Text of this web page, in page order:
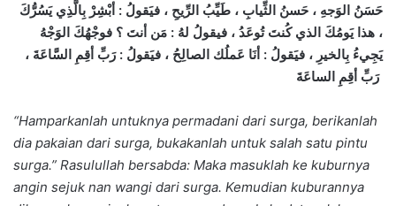
حَسَنُ الوَجهِ ، حَسنُ الثِّيابِ ، طَيِّبُ الرِّيحِ ، فيَقولُ : أبْشِرْ بِالَّذِي يَسُرُّكَ
، هذا يَومُكَ الذي كُنتَ تُوعَدُ ، فيقولُ لهُ : مَن أنتَ ؟ فوجْهُكَ الوَجْهُ
يَجِيءُ بِالخيرِ ، فيَقولُ : أنَا عَملُك الصالِحُ ، فيَقولُ : رَبِّ أقِمِ السَّاعَةَ ،
رَبِّ أقِمِ الساعَةَ
“Hamparkanlah untuknya permadani dari surga, berikanlah
dia pakaian dari surga, bukakanlah untuk salah satu pintu
surga.” Rasulullah bersabda: Maka masuklah ke kuburnya
angin sejuk nan wangi dari surga. Kemudian kuburannya